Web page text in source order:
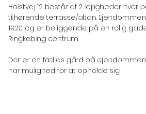
Holstvej 12 består af 2 lejligheder hver
tilhørende terrasse/altan.
1920 og er beliggende på en rolig
Ringkøbing centrum.
Der er en fælles gård på
har mulighed for at opholde sig.